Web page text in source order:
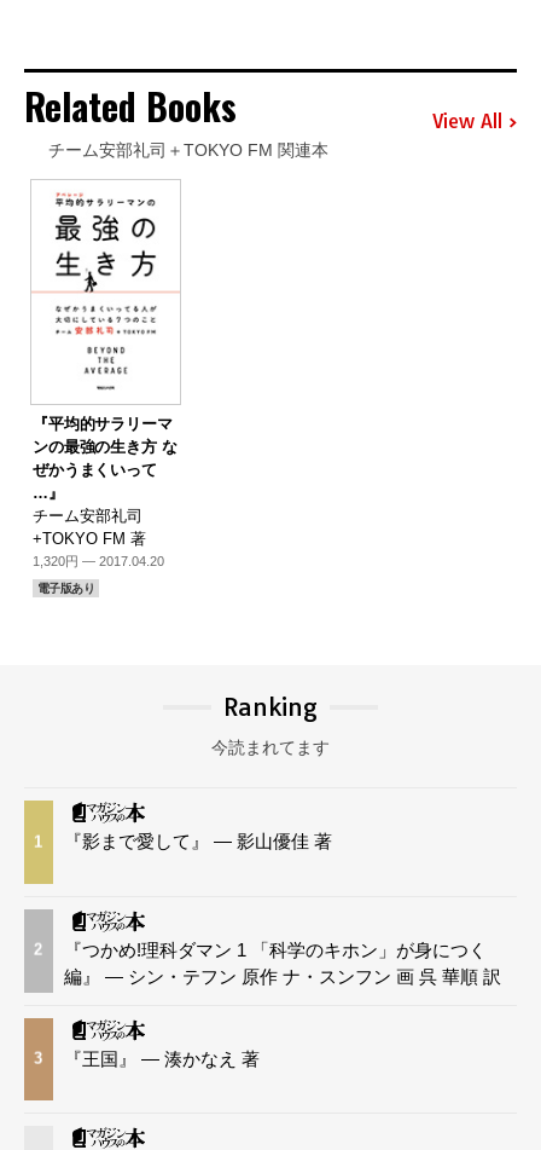
Related Books
チーム安部礼司＋TOKYO FM 関連本
View All
『平均的サラリーマ
ンの最強の生き方 な
ぜかうまくいって
…』
チーム安部礼司
+TOKYO FM 著
1,320円 — 2017.04.20
電子版あり
Ranking
今読まれてます
1 『影まで愛して』 — 影山優佳 著
2
『つかめ!理科ダマン 1 「科学のキホン」が身につく
編』 — シン・テフン 原作 ナ・スンフン 画 呉 華順 訳
3 『王国』 — 湊かなえ 著